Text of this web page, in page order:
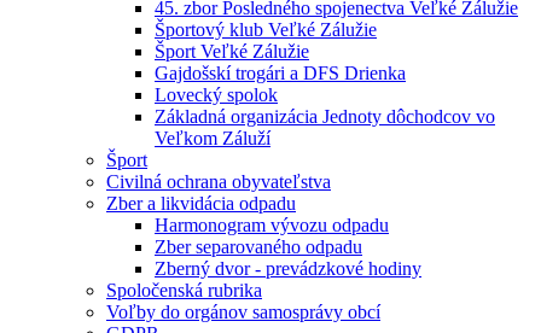
45. zbor Posledného spojenectva Veľké Zálužie
Športový klub Veľké Zálužie
Šport Veľké Zálužie
Gajdošskí trogári a DFS Drienka
Lovecký spolok
Základná organizácia Jednoty dôchodcov vo
Veľkom Záluží
Šport
Civilná ochrana obyvateľstva
Zber a likvidácia odpadu
Harmonogram vývozu odpadu
Zber separovaného odpadu
Zberný dvor - prevádzkové hodiny
Spoločenská rubrika
Voľby do orgánov samosprávy obcí